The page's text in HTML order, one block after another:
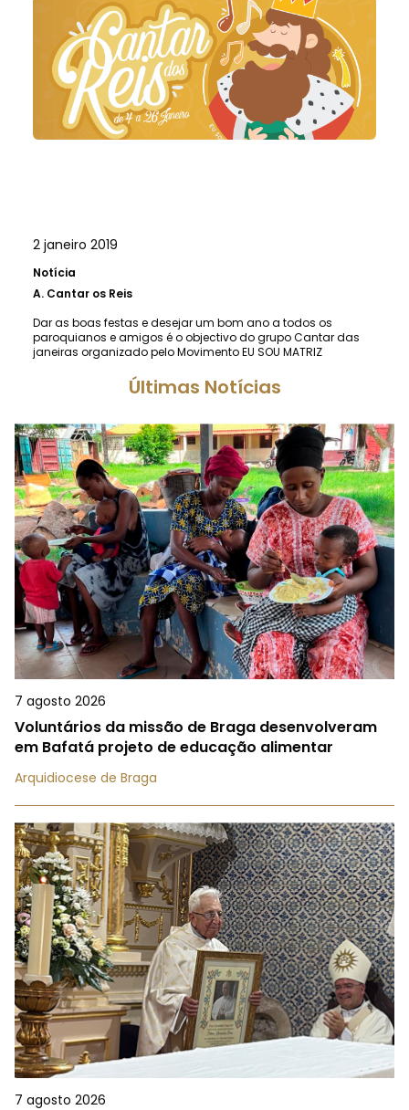
2 janeiro 2019
Notícia
A. Cantar os Reis
Dar as boas festas e desejar um bom ano a todos os
paroquianos e amigos é o objectivo do grupo Cantar das
janeiras organizado pelo Movimento EU SOU MATRIZ
Últimas Notícias
7 agosto 2026
Voluntários da missão de Braga desenvolveram
em Bafatá projeto de educação alimentar
Arquidiocese de Braga
7 agosto 2026